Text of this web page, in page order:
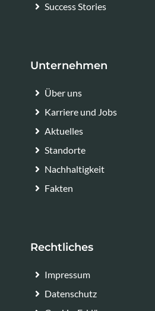
Success Stories
Unternehmen
Über uns
Karriere und Jobs
Aktuelles
Standorte
Nachhaltigkeit
Fakten
Rechtliches
Impressum
Datenschutz